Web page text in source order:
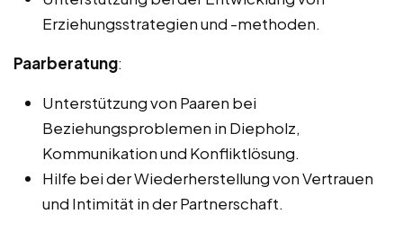
Erziehungsstrategien und -methoden.
Paarberatung:
Unterstützung von Paaren bei
Beziehungsproblemen in Diepholz,
Kommunikation und Konfliktlösung.
Hilfe bei der Wiederherstellung von Vertrauen
und Intimität in der Partnerschaft.